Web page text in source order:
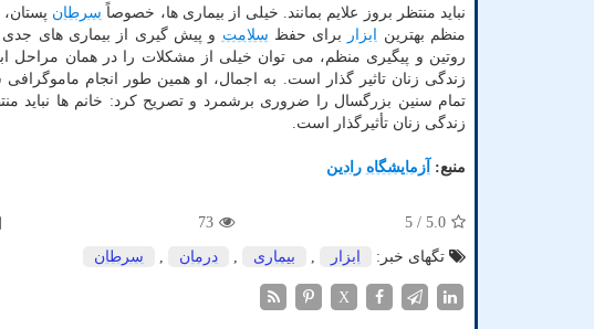
نباید منتظر بروز علایم بمانند. خیلی از بیماری ها، خصوصاً سرطان
منظم بهترین
ابزار برای حفظ سلامت و پیش گیری از بیماری های
روتین و پیگیری منظم، می توان خیلی از مشکلات را در همان مراحل
تمام سنین بزرگسال را ضروری برشمرد و تصریح کرد: خانم ها نباید
زندگی زنان تأثیرگذار است.
منبع: آزمایشگاه رادین
5.0
/ 5
73
تگهای خبر:
ابزار بیماری درمان سرطان
X